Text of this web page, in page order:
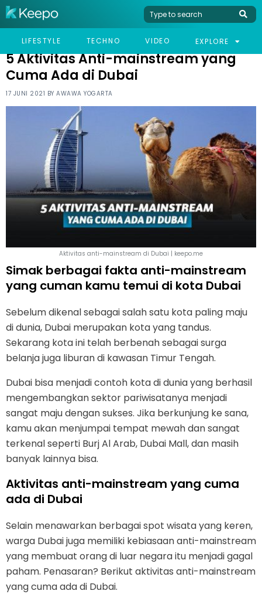
LIFESTYLE TECHNO VIDEO EXPLORE
HOME TRAVEL 5 AKTIVITAS ANTI-MAINSTREAM YANG CUMA ADA DI DUBAI
5 Aktivitas Anti-mainstream yang
Cuma Ada di Dubai
17 JUNI 2021 BY AWAWA YOGARTA
Aktivitas anti-mainstream di Dubai | keepo.me
Simak berbagai fakta anti-mainstream
yang cuman kamu temui di kota Dubai
Sebelum dikenal sebagai salah satu kota paling maju
di dunia, Dubai merupakan kota yang tandus.
Sekarang kota ini telah berbenah sebagai surga
belanja juga liburan di kawasan Timur Tengah.
Dubai bisa menjadi contoh kota di dunia yang berhasil
mengembangkan sektor pariwisatanya menjadi
sangat maju dengan sukses. Jika berkunjung ke sana,
kamu akan menjumpai tempat mewah dan sangat
terkenal seperti Burj Al Arab, Dubai Mall, dan masih
banyak lainnya bisa.
Aktivitas anti-mainstream yang cuma
ada di Dubai
Selain menawarkan berbagai spot wisata yang keren,
warga Dubai juga memiliki kebiasaan anti-mainstream
yang membuat orang di luar negara itu menjadi gagal
paham. Penasaran? Berikut aktivitas anti-mainstream
yang cuma ada di Dubai.